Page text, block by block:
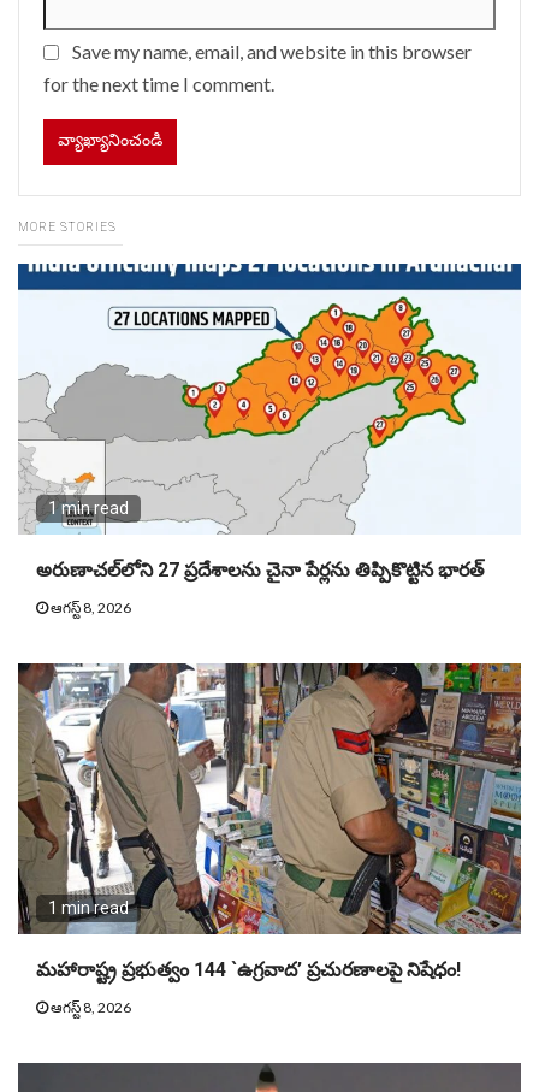
Save my name, email, and website in this browser
for the next time I comment.
MORE STORIES
1 min read
అరుణాచల్‌లోని 27 ప్రదేశాలను చైనా పేర్లను తిప్పికొట్టిన భారత్
ఆగస్ట్ 8, 2026
1 min read
మహారాష్ట్ర ప్రభుత్వం 144 `ఉగ్రవాద’ ప్రచురణాలపై నిషేధం!
ఆగస్ట్ 8, 2026